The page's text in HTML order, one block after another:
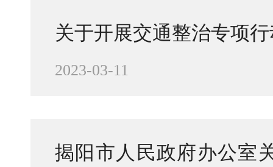
关于开展交通整治专项
2023-03-11
揭阳市人民政府办公室